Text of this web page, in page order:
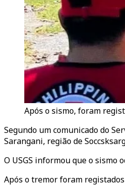
Após o sismo, foram
Segundo um comunicado do
Sarangani, região de
O USGS informou que o sismo
Após o tremor foram